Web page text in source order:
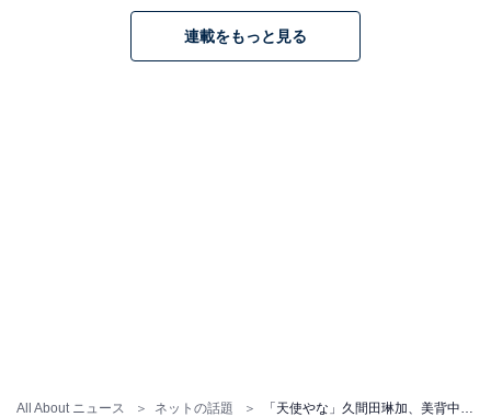
All About ニュース ネットの話題
連載をもっと見る